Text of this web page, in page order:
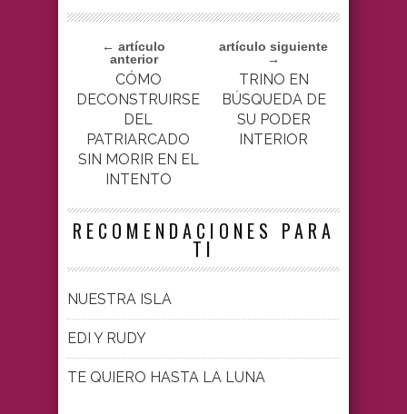
← artículo
anterior
CÓMO
DECONSTRUIRSE
DEL
PATRIARCADO
SIN MORIR EN EL
INTENTO
artículo siguiente
→
TRINO EN
BÚSQUEDA DE
SU PODER
INTERIOR
RECOMENDACIONES PARA
TI
NUESTRA ISLA
EDI Y RUDY
TE QUIERO HASTA LA LUNA